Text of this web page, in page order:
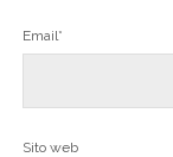
Email*
Sito web